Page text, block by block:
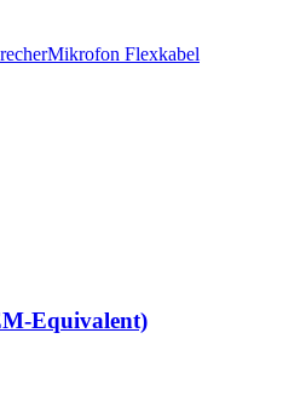
Mikrofon Flexkabel
Equivalent)